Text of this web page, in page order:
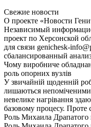
Свежие новости
О проекте «Новости
Независимый
проект по Херсонской
для связи genichesk-
сбалансированный
Чому виробниче
роль опорних вузлів
У звичайній щоденній
лишаються
невелике нагрівання
базовому процесу. Проте
Роль Михаила Драпатого